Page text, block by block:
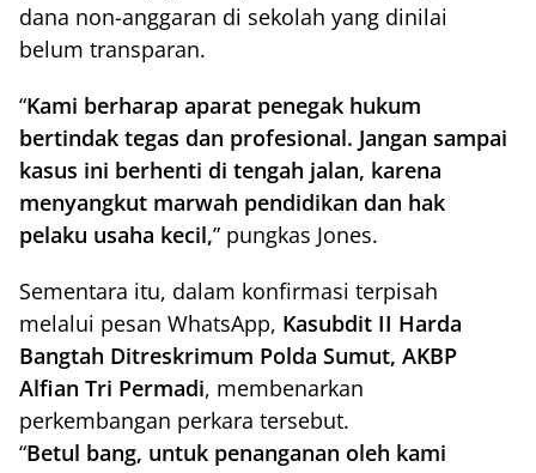
dana non-anggaran di sekolah yang dinilai
belum transparan.
“Kami berharap aparat penegak hukum
bertindak tegas dan profesional. Jangan sampai
kasus ini berhenti di tengah jalan, karena
menyangkut marwah pendidikan dan hak
pelaku usaha kecil,” pungkas Jones.
Sementara itu, dalam konfirmasi terpisah
melalui pesan WhatsApp, Kasubdit II Harda
Bangtah Ditreskrimum Polda Sumut, AKBP
Alfian Tri Permadi, membenarkan
perkembangan perkara tersebut.
“Betul bang, untuk penanganan oleh kami